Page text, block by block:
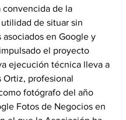
convencida de la
de situar sin
asociados en Google y
el proyecto
ejecución técnica lleva a
Ortiz, profesional
fotógrafo del año
Fotos de Negocios en